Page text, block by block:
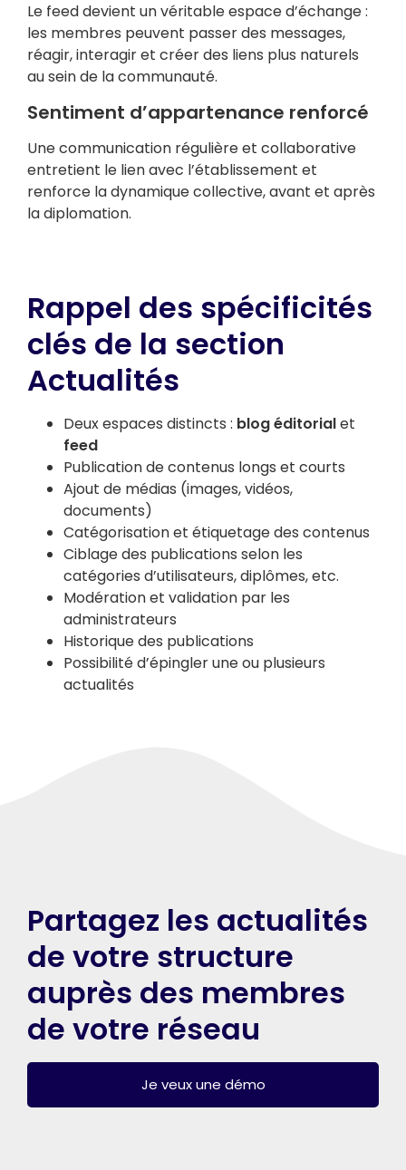
Le feed devient un véritable espace d’échange :
les membres peuvent passer des messages,
réagir, interagir et créer des liens plus naturels
au sein de la communauté.
Sentiment d’appartenance renforcé
Une communication régulière et collaborative
entretient le lien avec l’établissement et
renforce la dynamique collective, avant et après
la diplomation.
Rappel des spécificités
clés de la section
Actualités
Deux espaces distincts : blog éditorialet
feed
Publication de contenus longs et courts
Ajout de médias (images, vidéos,
documents)
Catégorisation et étiquetage des contenus
Ciblage des publications selon les
catégories d’utilisateurs, diplômes, etc.
Modération et validation par les
administrateurs
Historique des publications
Possibilité d’épingler une ou plusieurs
actualités
Partagez les actualités
de votre structure
auprès des membres
de votre réseau
Je veux une démo